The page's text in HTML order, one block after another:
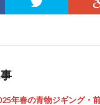
年春の青物ジギング・